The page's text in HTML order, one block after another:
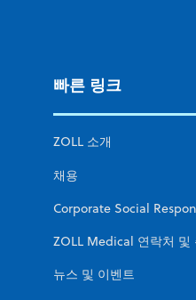
빠른 링크
ZOLL 소개
채용
Corporate Social
ZOLL Medical 연락처 및
뉴스 및 이벤트